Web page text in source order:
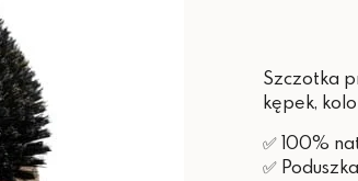
Szczotka
kępek,
✅ 100%
✅